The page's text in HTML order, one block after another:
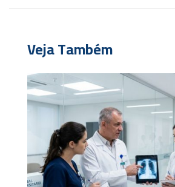
Veja Também